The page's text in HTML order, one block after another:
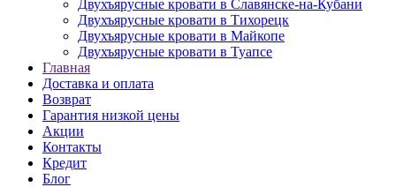
Двухъярусные кровати в Славянске-на-Кубани
Двухъярусные кровати в Тихорецк
Двухъярусные кровати в Майкопе
Двухъярусные кровати в Туапсе
Главная
Доставка и оплата
Возврат
Гарантия низкой цены
Акции
Контакты
Кредит
Блог